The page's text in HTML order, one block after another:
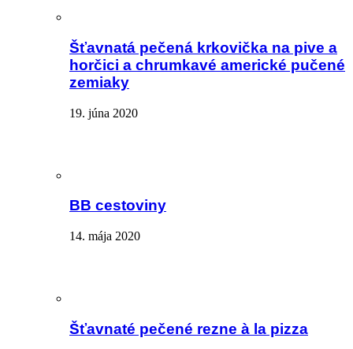
Šťavnatá pečená krkovička na pive a
horčici a chrumkavé americké pučené
zemiaky
19. júna 2020
BB cestoviny
14. mája 2020
Šťavnaté pečené rezne à la pizza